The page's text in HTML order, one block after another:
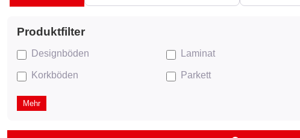
Designböden Laminat
Korkböden Parkett
Mehr